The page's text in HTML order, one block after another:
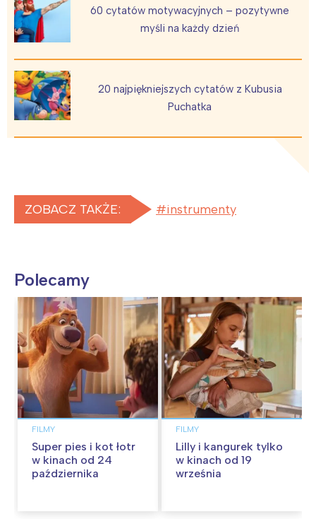
60 cytatów motywacyjnych – pozytywne
myśli na każdy dzień
20 najpiękniejszych cytatów z Kubusia
Puchatka
ZOBACZ TAKŻE: instrumenty
Polecamy
FILMY
Super pies i kot łotr
w kinach od 24
października
FILMY
Lilly i kangurek tylko
w kinach od 19
września